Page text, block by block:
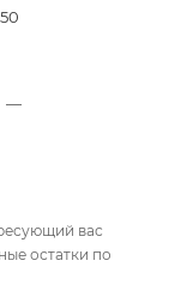
—
вас
остатки по